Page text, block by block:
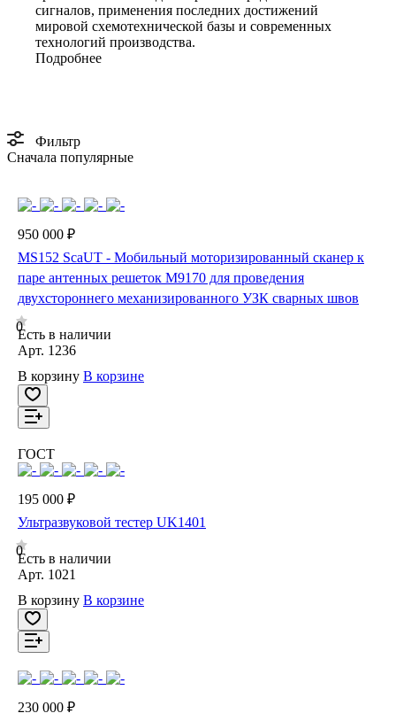
сигналов, применения последних достижений
мировой схемотехнической базы и современных
технологий производства.
Подробнее
Фильтр
Сначала популярные
950 000 ₽
MS152 SсaUT - Мобильный моторизированный сканер к
паре антенных решеток М9170 для проведения
двухстороннего механизированного УЗК сварных швов
0
Есть в наличии
Арт. 1236
В корзину В корзине
ГОСТ
195 000 ₽
Ультразвуковой тестер UK1401
0
Есть в наличии
Арт. 1021
В корзину В корзине
230 000 ₽